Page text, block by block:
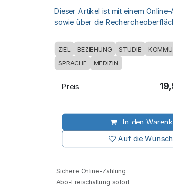
Dieser Artikel ist mit einem
sowie über die
ZIEL BEZIEHUNG STUDIE
SPRACHE MEDIZIN
In den
Auf die
Preis
Sichere Online-Zahlung
Abo-Freischaltung sofort